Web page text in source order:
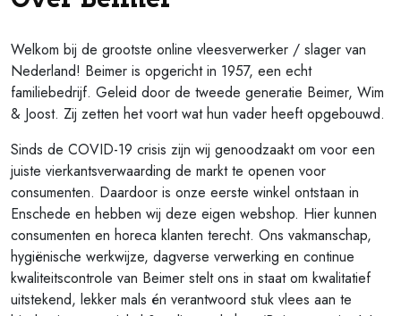
Welkom bij de grootste online vleesverwerker / slager van
Nederland! Beimer is opgericht in 1957, een echt
familiebedrijf. Geleid door de tweede generatie Beimer, Wim
& Joost. Zij zetten het voort wat hun vader heeft opgebouwd.
Sinds de COVID-19 crisis zijn wij genoodzaakt om voor een
juiste vierkantsverwaarding de markt te openen voor
consumenten. Daardoor is onze eerste winkel ontstaan in
Enschede en hebben wij deze eigen webshop. Hier kunnen
consumenten en horeca klanten terecht. Ons vakmanschap,
hygiënische werkwijze, dagverse verwerking en continue
kwaliteitscontrole van Beimer stelt ons in staat om kwalitatief
uitstekend, lekker mals én verantwoord stuk vlees aan te